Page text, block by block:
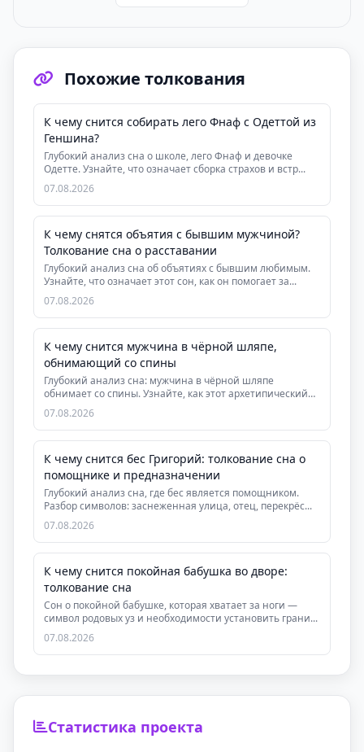
Похожие толкования
К чему снится собирать лего Фнаф с Одеттой из
Геншина?
Глубокий анализ сна о школе, лего Фнаф и девочке
Одетте. Узнайте, что означает сборка страхов и встр...
07.08.2026
К чему снятся объятия с бывшим мужчиной?
Толкование сна о расставании
Глубокий анализ сна об объятиях с бывшим любимым.
Узнайте, что означает этот сон, как он помогает за...
07.08.2026
К чему снится мужчина в чёрной шляпе,
обнимающий со спины
Глубокий анализ сна: мужчина в чёрной шляпе
обнимает со спины. Узнайте, как этот архетипический
сон ...
07.08.2026
К чему снится бес Григорий: толкование сна о
помощнике и предназначении
Глубокий анализ сна, где бес является помощником.
Разбор символов: заснеженная улица, отец, перекрёс...
07.08.2026
К чему снится покойная бабушка во дворе:
толкование сна
Сон о покойной бабушке, которая хватает за ноги —
символ родовых уз и необходимости установить грани...
07.08.2026
Статистика проекта